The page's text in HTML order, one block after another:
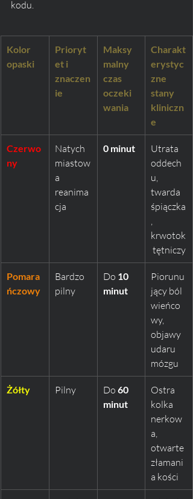
kodu.
Kolor
opaski
Prioryt
et i
znaczen
ie
Maksy
malny
czas
oczeki
wania
Charakt
erystyc
zne
stany
kliniczn
e
Czerwo
ny
Natych
miastow
a
reanima
cja
0 minut
Utrata
oddech
u,
twarda
śpiączka
krwotok
tętniczy
Pomara
ńczowy
Bardzo
pilny
Do 10
minut
Piorunu
jący ból
wieńco
wy,
objawy
udaru
mózgu
Żółty Pilny Do 60
minut
Ostra
kolka
nerkow
a,
otwarte
złamani
a kości